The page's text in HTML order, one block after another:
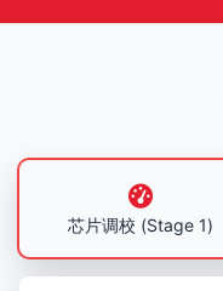
芯片调校 (Stage 1)